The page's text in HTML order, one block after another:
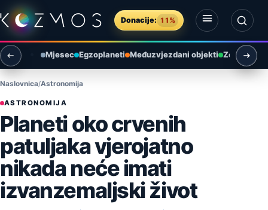
Preskoči na sadržaj
Donacije: 11%
Otvori izbornik
Otvori pretragu
Mjesec Egzoplaneti Međuzvjezdani objekti Zemlja i
Naslovnica Astronomija
ASTRONOMIJA
Planeti oko crvenih
patuljaka vjerojatno
nikada neće imati
izvanzemaljski život